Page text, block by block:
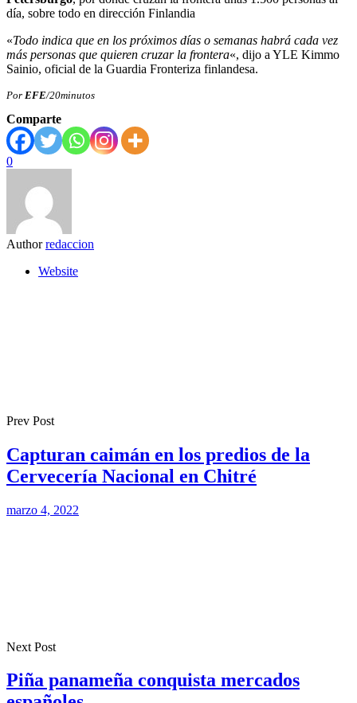
día, sobre todo en dirección Finlandia
«Todo indica que en los próximos días o semanas habrá cada vez
más personas que quieren cruzar la frontera«, dijo a YLE Kimmo
Sainio, oficial de la Guardia Fronteriza finlandesa.
Por EFE/20minutos
Comparte
0
Author redaccion
Website
Prev Post
Capturan caimán en los predios de la
Cervecería Nacional en Chitré
marzo 4, 2022
Next Post
Piña panameña conquista mercados